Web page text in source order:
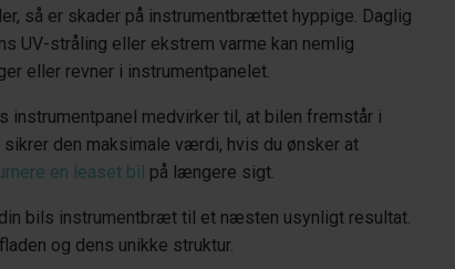
så er skader på instrumentbrættet hyppige. Daglig
UV-stråling eller ekstrem varme kan nemlig
eller revner i instrumentpanelet.
instrumentpanel medvirker til, at bilen fremstår i
den maksimale værdi, hvis du ønsker at
en leaset bil på længere sigt.
bils instrumentbræt til et næsten usynligt resultat.
og dens unikke struktur.